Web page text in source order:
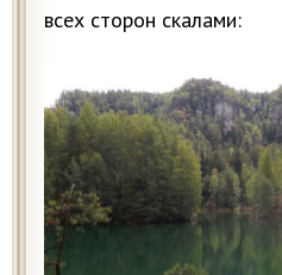
всех сторон скалами: